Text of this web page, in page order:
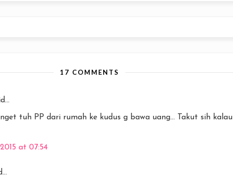
17 COMMENTS
tuh PP dari rumah ke kudus g bawa uang... Takut sih kalau
at 07:54